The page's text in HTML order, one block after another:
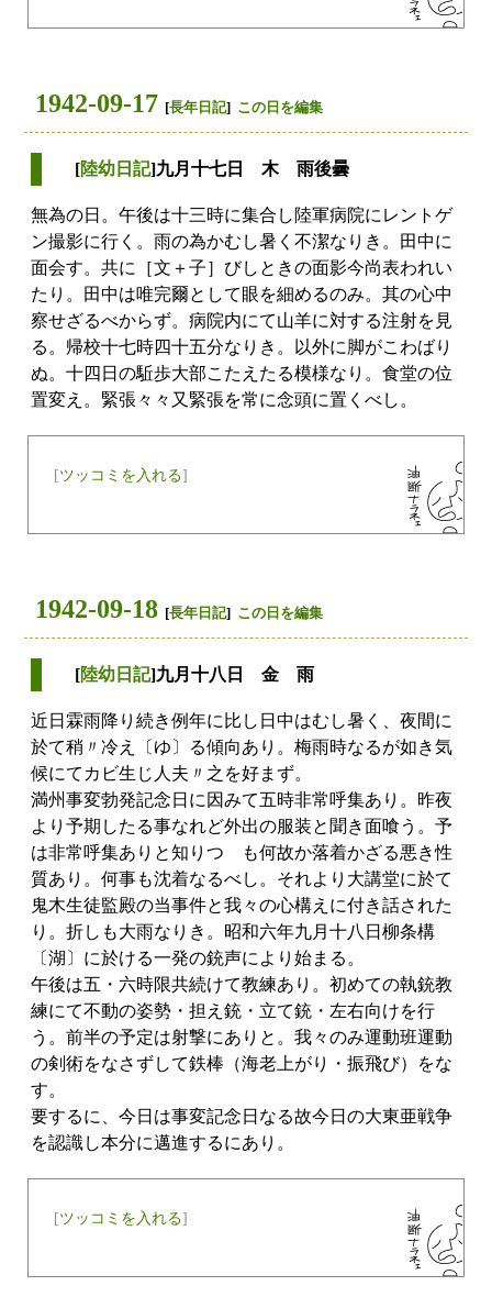
1942-09-17 [長年日記] この日を編集
[陸幼日記]九月十七日 木 雨後曇
無為の日。午後は十三時に集合し陸軍病院にレントゲ
ン撮影に行く。雨の為かむし暑く不潔なりき。田中に
面会す。共に［文＋子］びしときの面影今尚表われい
たり。田中は唯完爾として眼を細めるのみ。其の心中
察せざるべからず。病院内にて山羊に対する注射を見
る。帰校十七時四十五分なりき。以外に脚がこわばり
ぬ。十四日の駈歩大部こたえたる模様なり。食堂の位
置変え。緊張々々又緊張を常に念頭に置くべし。
[ツッコミを入れる]
1942-09-18 [長年日記] この日を編集
[陸幼日記]九月十八日 金 雨
近日霖雨降り続き例年に比し日中はむし暑く、夜間に
於て稍〃冷え〔ゆ〕る傾向あり。梅雨時なるが如き気
候にてカビ生じ人夫〃之を好まず。
満州事変勃発記念日に因みて五時非常呼集あり。昨夜
より予期したる事なれど外出の服装と聞き面喰う。予
は非常呼集ありと知りつゝも何故か落着かざる悪き性
質あり。何事も沈着なるべし。それより大講堂に於て
鬼木生徒監殿の当事件と我々の心構えに付き話された
り。折しも大雨なりき。昭和六年九月十八日柳条構
〔湖〕に於ける一発の銃声により始まる。
午後は五・六時限共続けて教練あり。初めての執銃教
練にて不動の姿勢・担え銃・立て銃・左右向けを行
う。前半の予定は射撃にありと。我々のみ運動班運動
の剣術をなさずして鉄棒（海老上がり・振飛び）をな
す。
要するに、今日は事変記念日なる故今日の大東亜戦争
を認識し本分に邁進するにあり。
[ツッコミを入れる]